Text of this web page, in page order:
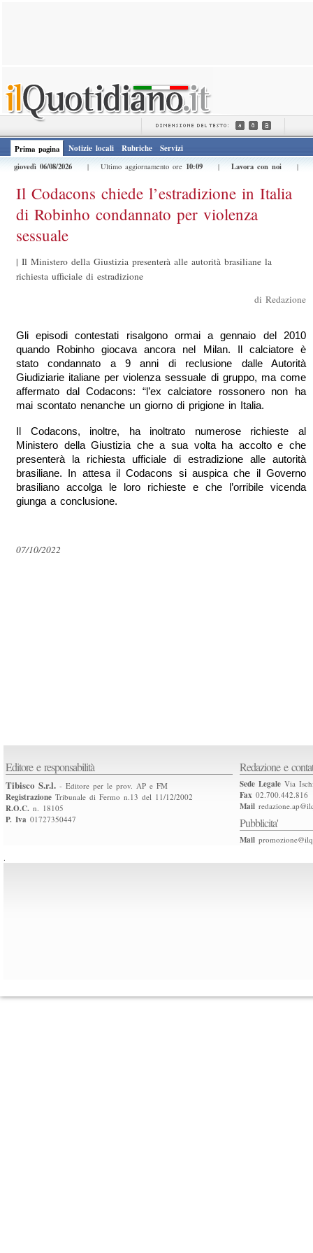
Prima pagina Notizie locali Rubriche
Servizi
giovedì 06/08/2026
| Ultimo aggiornamento ore 10:09 | Lavora con noi |
Il Codacons chiede l’estradizione in Italia
di Robinho condannato per violenza
sessuale
| Il Ministero della Giustizia presenterà alle autorità brasiliane la
richiesta ufficiale di estradizione
di Redazione
Gli episodi contestati risalgono ormai a gennaio del 2010
quando Robinho giocava ancora nel Milan. Il calciatore è
stato condannato a 9 anni di reclusione dalle Autorità
Giudiziarie italiane per violenza sessuale di gruppo, ma come
affermato dal Codacons: “l’ex calciatore rossonero non ha
mai scontato nenanche un giorno di prigione in Italia.
Il Codacons, inoltre, ha inoltrato numerose richieste al
Ministero della Giustizia che a sua volta ha accolto e che
presenterà la richiesta ufficiale di estradizione alle autorità
brasiliane. In attesa il Codacons si auspica che il Governo
brasiliano accolga le loro richieste e che l’orribile vicenda
giunga a conclusione.
07/10/2022
Editore e responsabilità
Tibisco S.r.l. - Editore per le prov. AP e FM
Registrazione Tribunale di Fermo n.13 del 11/12/2002
R.O.C. n. 18105
P. Iva 01727350447
Redazione e
Sede Legale Via
Fax 02.700.442.816
Mail
Pubblicita'
Mail
.